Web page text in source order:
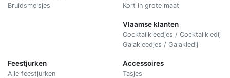
Bruidsmeisjes
Kort in grote maat
Vlaamse klanten
Cocktailkleedjes / Cocktailkledij
Galakleedjes / Galakledij
Feestjurken
Alle feestjurken
Accessoires
Tasjes